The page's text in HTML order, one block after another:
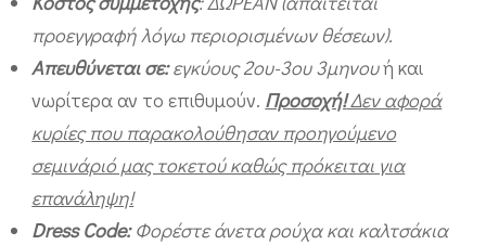
m
προεγγραφή λόγω περιορισμένων θέσεων).
Απευθύνεται σε:εγκύους 2ου-3ου 3μηνουή και
νωρίτερα αν το επιθυμούν. Προσοχή!Δεν αφορά
κυρίες που παρακολούθησαν προηγούμενo
σεμινάριό μας τοκετού καθώς πρόκειται για
επανάληψη!
Dress Code:Φορέστε άνετα ρούχα και καλτσάκια